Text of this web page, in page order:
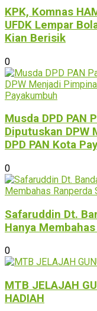
KPK, Komnas
UFDK Lempar
Kian Berisik
0
Musda DPD PAN
Diputuskan DPW
DPD PAN Kota
0
Safaruddin Dt.
Hanya
0
MTB JELAJAH
HADIAH